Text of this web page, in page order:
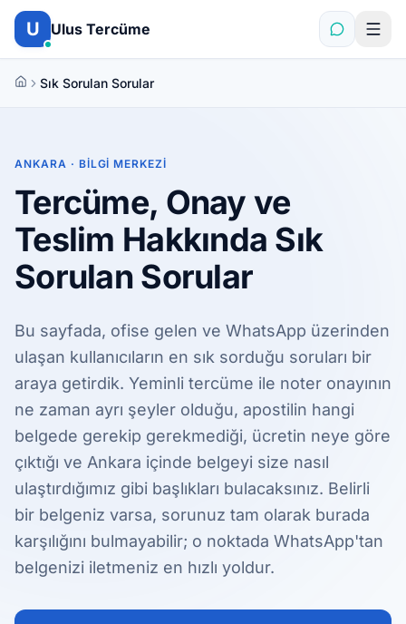
İçeriğe atla
U Ulus Tercüme
Sık Sorulan Sorular
ANKARA · BILGI MERKEZI
Tercüme, Onay ve
Teslim Hakkında Sık
Sorulan Sorular
Bu sayfada, ofise gelen ve WhatsApp üzerinden
ulaşan kullanıcıların en sık sorduğu soruları bir
araya getirdik. Yeminli tercüme ile noter onayının
ne zaman ayrı şeyler olduğu, apostilin hangi
belgede gerekip gerekmediği, ücretin neye göre
çıktığı ve Ankara içinde belgeyi size nasıl
ulaştırdığımız gibi başlıkları bulacaksınız. Belirli
bir belgeniz varsa, sorunuz tam olarak burada
karşılığını bulmayabilir; o noktada WhatsApp'tan
belgenizi iletmeniz en hızlı yoldur.